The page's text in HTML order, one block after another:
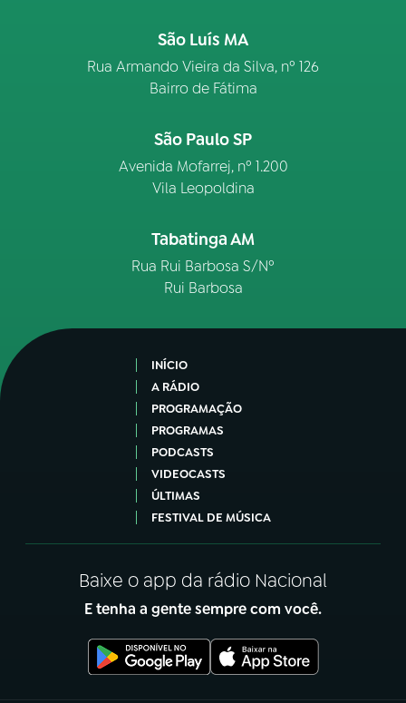
São Luís MA
Rua Armando Vieira da Silva, nº 126
Bairro de Fátima
São Paulo SP
Avenida Mofarrej, nº 1.200
Vila Leopoldina
Tabatinga AM
Rua Rui Barbosa S/Nº
Rui Barbosa
INÍCIO
A RÁDIO
PROGRAMAÇÃO
PROGRAMAS
PODCASTS
VIDEOCASTS
ÚLTIMAS
FESTIVAL DE MÚSICA
Baixe o app da rádio Nacional
E tenha a gente sempre com você.